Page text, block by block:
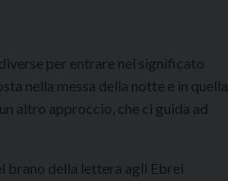
per entrare nel significato
nella messa della notte e in quella
altro approccio, che ci guida ad
brano della lettera agli Ebrei